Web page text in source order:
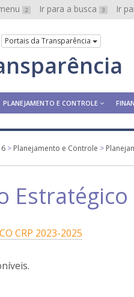
2 Ir para a busca 3 Ir
Portais da Transparência
PLANEJAMENTO E CONTROLE
> Planejamento e Controle >
CRP 2023-2025